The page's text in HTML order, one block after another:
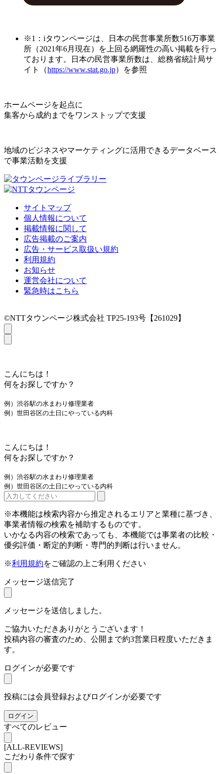
※1：iタウンページは、日本の民営事業所数516万事業
所（2021年6月現在）を上回る網羅性の高い掲載を行っ
ております。日本の民営事業所数は、総務省統計局サ
イト（https://www.stat.go.jp）を参照
ホームページを起点に
集客から成約までをワンストップで支援
地域のビジネスやマーケティングに活用できるデータベース
で事業活動を支援
サイトマップ
個人情報について
掲載情報に関して
広告掲載のご案内
広告・サービス取扱い規約
利用規約
お知らせ
運営会社について
緊急時はこちら
©NTTタウンページ株式会社 TP25-193号【261029】
こんにちは！
何をお探しですか？
例）渋谷駅の水まわり修理業者
例）世田谷区の土日にやっている内科
こんにちは！
何をお探しですか？
例）渋谷駅の水まわり修理業者
例）世田谷区の土日にやっている内科
※本機能は検索内容から推定されるエリアと業種に基づき、
事業者情報の検索を補助するものです。
いかなる内容の検索であっても、本機能では事業者の比較・
優劣評価・断定的判断・専門的判断は行いません。
※利用規約をご確認の上ご利用ください
メッセージ送信完了
メッセージを送信しました。
ご協力いただきありがとうございます！
投稿内容の審査のため、公開まで約3営業日程度いただきま
す。
ログインが必要です
投稿には会員登録およびログインが必要です
ログイン
すべてのレビュー
[ALL-REVIEWS]
こだわり条件で探す